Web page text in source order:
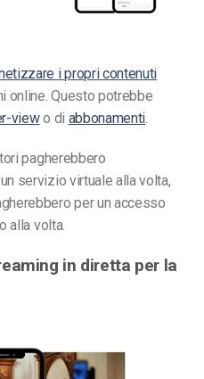
i propri contenuti
online. Questo potrebbe
viewo di abbonamenti
pagherebbero
servizio virtuale alla volta,
per un accesso
alla volta.
in diretta per la